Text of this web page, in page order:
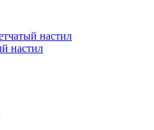
настил
настил